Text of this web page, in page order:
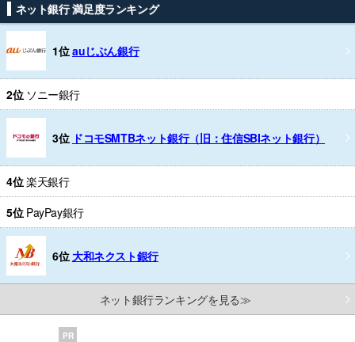
ネット銀行 満足度ランキング
1位auじぶん銀行
2位 ソニー銀行
3位 ドコモSMTBネット銀行（旧：住信SBIネット銀行）
4位楽天銀行
5位 PayPay銀行
6位 大和ネクスト銀行
ネット銀行ランキングを見る≫
PR